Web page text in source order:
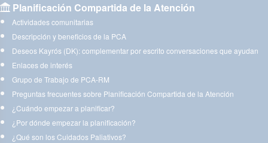
Planificación Compartida de la Atención
Actividades comunitarias
Descripción y beneficios de la PCA
Deseos Kayrós (DK): complementar por escrito conversaciones que ayudan
Enlaces de interés
Grupo de Trabajo de PCA-RM
Preguntas frecuentes sobre Planificación Compartida de la Atención
¿Cuándo empezar a planificar?
¿Por dónde empezar la planificación?
¿Qué son los Cuidados Paliativos?